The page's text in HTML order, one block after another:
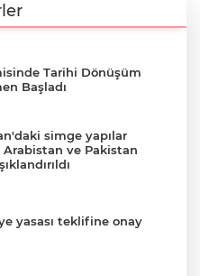
Tarihi Dönüşüm
Başladı
simge yapılar
Arabistan ve Pakistan
yasası teklifine onay